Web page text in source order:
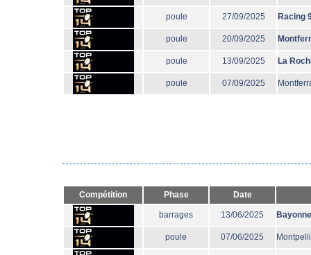
poule 27/09/2025 Racing
poule 20/09/2025
poule 13/09/2025 La
poule 07/09/2025
Compétition Phase Date
barrages 13/06/2025 Bayonne
poule 07/06/2025